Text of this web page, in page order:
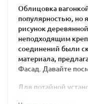
Облицовка
популярностью, но
рисунок
неподходящим
соединений были
материала,
Фасад. Давайте
Для потайной